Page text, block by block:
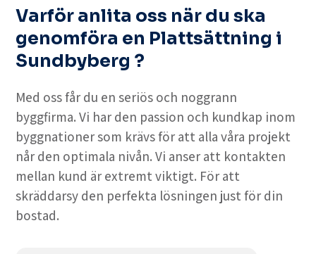
Varför anlita oss när du ska
genomföra en Plattsättning i
Sundbyberg ?
Med oss får du en seriös och noggrann
byggfirma. Vi har den passion och kundkap inom
byggnationer som krävs för att alla våra projekt
når den optimala nivån. Vi anser att kontakten
mellan kund är extremt viktigt. För att
skräddarsy den perfekta lösningen just för din
bostad.